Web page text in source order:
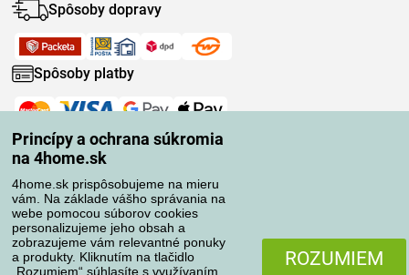
Princípy a ochrana súkromia
na 4home.sk
4home.sk prispôsobujeme na mieru
vám. Na základe vášho správania na
webe pomocou súborov cookies
personalizujeme jeho obsah a
zobrazujeme vám relevantné ponuky
a produkty. Kliknutím na tlačidlo
„Rozumiem“ súhlasíte s využívaním
ROZUMIEM
Spôsoby dopravy
Spôsoby platby
Spoľahlivý obchod